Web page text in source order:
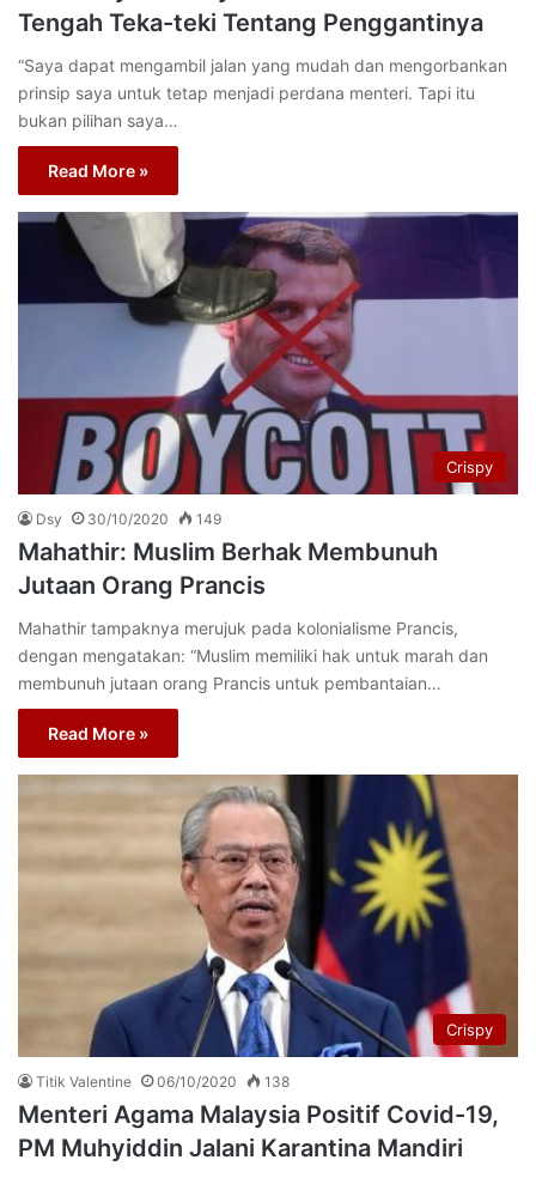
Tengah Teka-teki Tentang Penggantinya
“Saya dapat mengambil jalan yang mudah dan mengorbankan
prinsip saya untuk tetap menjadi perdana menteri. Tapi itu
bukan pilihan saya…
Read More »
Crispy
Dsy 30/10/2020 149
Mahathir: Muslim Berhak Membunuh
Jutaan Orang Prancis
Mahathir tampaknya merujuk pada kolonialisme Prancis,
dengan mengatakan: “Muslim memiliki hak untuk marah dan
membunuh jutaan orang Prancis untuk pembantaian…
Read More »
Crispy
Titik Valentine 06/10/2020 138
Menteri Agama Malaysia Positif Covid-19,
PM Muhyiddin Jalani Karantina Mandiri